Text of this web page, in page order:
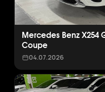
Mercedes Benz X254
Coupe
04.07.2026